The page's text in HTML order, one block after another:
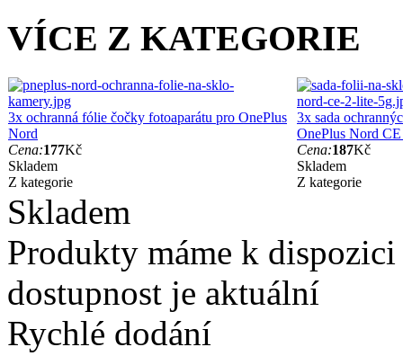
VÍCE Z KATEGORIE
3x ochranná fólie čočky fotoaparátu pro OnePlus
Nord
Cena:177Kč
Skladem
Z kategorie
3x sada
OnePlus Nord
Cena:187Kč
Skladem
Z kategorie
Skladem
Produkty máme k
dostupnost je aktuální
Rychlé dodání